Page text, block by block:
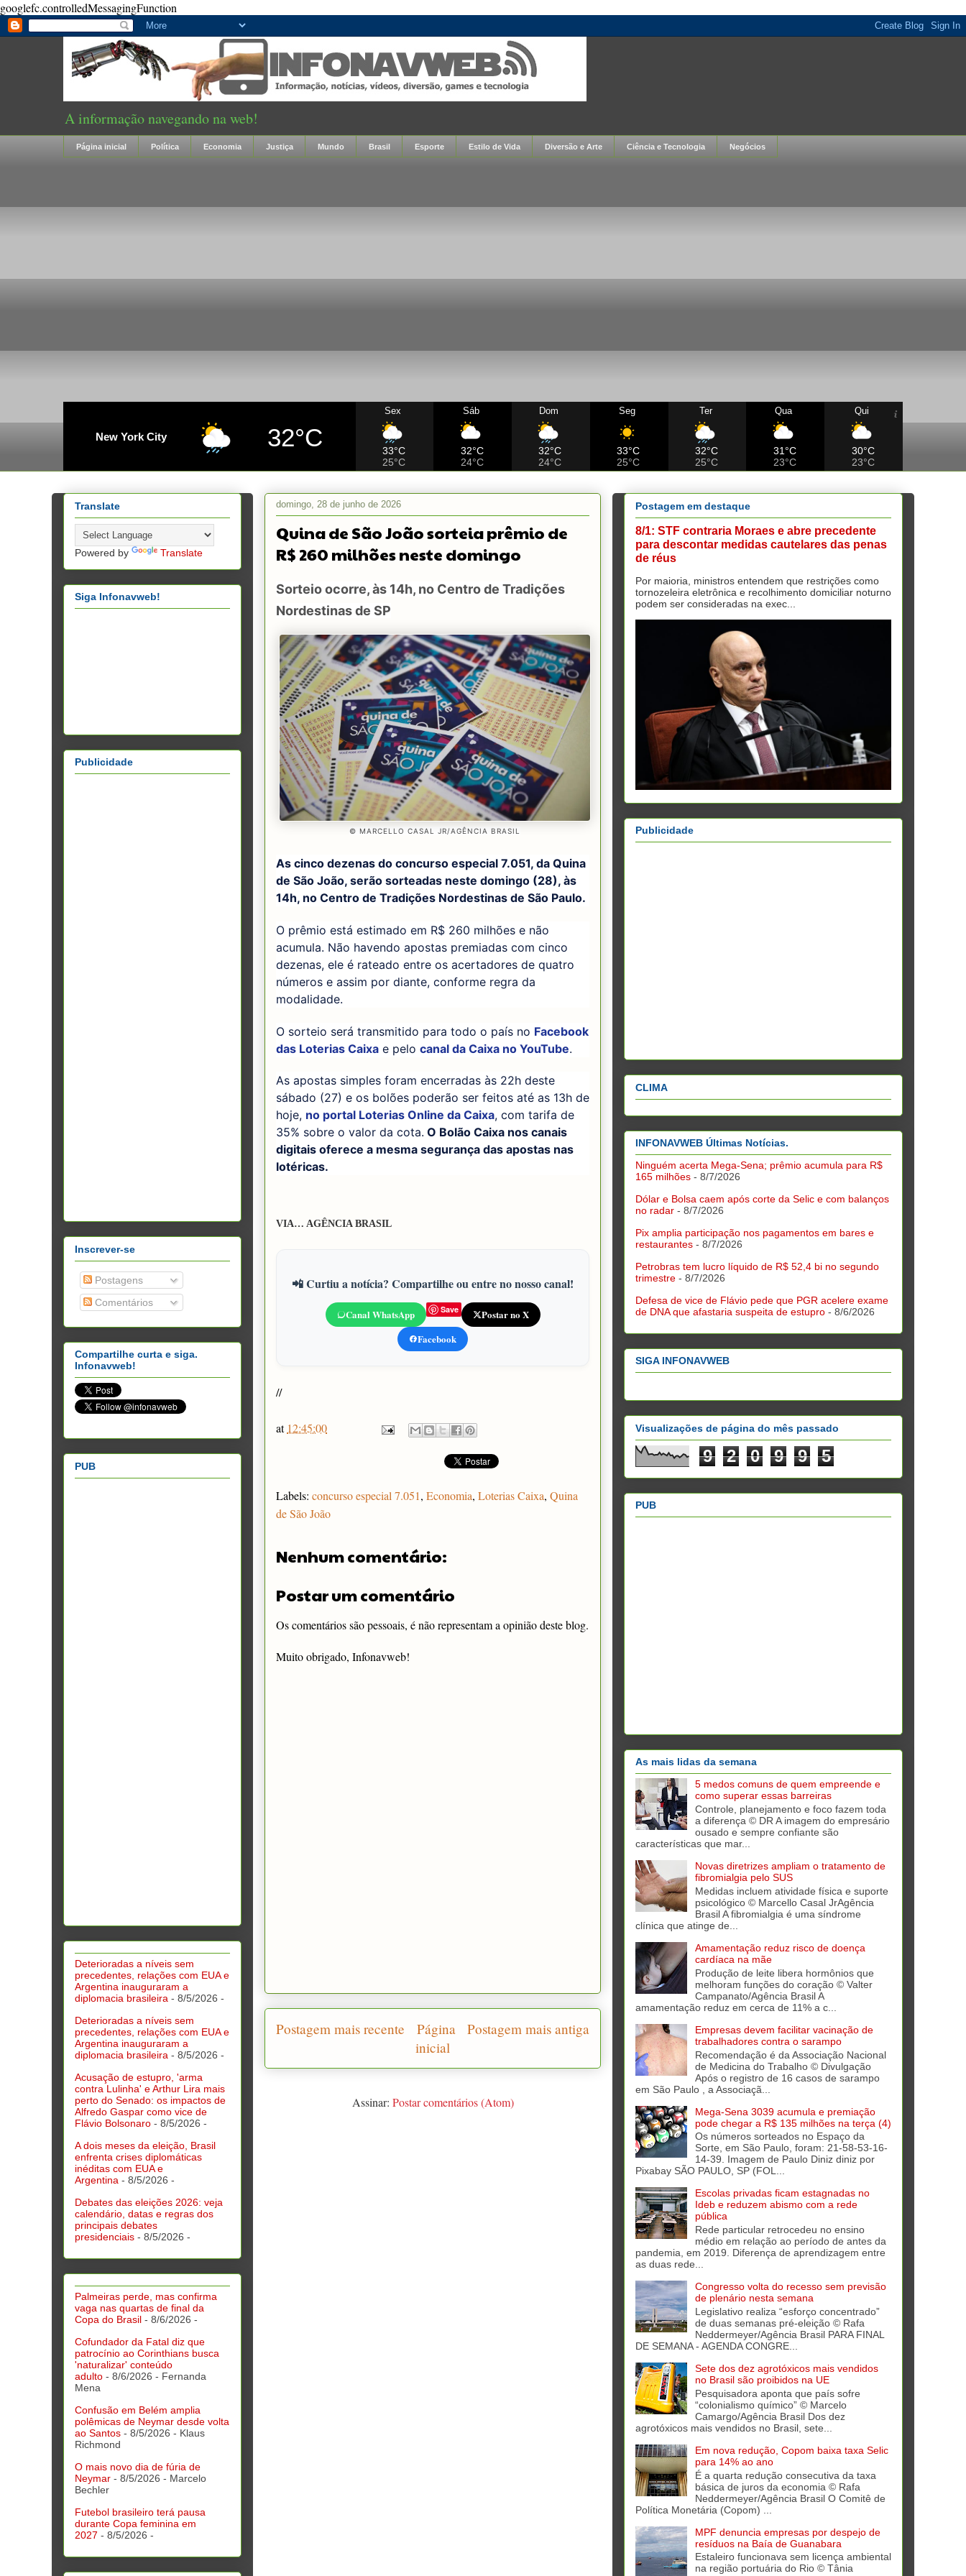
googlefc.controlledMessagingFunction
A informação navegando na web!
Página inicial Política Economia Justiça Mundo Brasil Esporte Estilo de Vida Diversão e Arte Ciência e Tecnologia Negócios
New York City 32°C
Sex
33°C
25°C
Sáb
32°C
24°C
Dom
32°C
24°C
Seg
33°C
25°C
Ter
32°C
25°C
Qua
31°C
23°C
Qui
30°C
23°C
domingo, 28 de junho de 2026
Quina de São João sorteia prêmio de
R$ 260 milhões neste domingo
Sorteio ocorre, às 14h, no Centro de Tradições
Nordestinas de SP
© MARCELLO CASAL JR/AGÊNCIA BRASIL
As cinco dezenas do concurso especial 7.051, da Quina
de São João, serão sorteadas neste domingo (28), às
14h, no Centro de Tradições Nordestinas de São Paulo.
O prêmio está estimado em R$ 260 milhões e não
acumula. Não havendo apostas premiadas com cinco
dezenas, ele é rateado entre os acertadores de quatro
números e assim por diante, conforme regra da
modalidade.
O sorteio será transmitido para todo o país no Facebook
das Loterias Caixa e pelo canal da Caixa no YouTube.
As apostas simples foram encerradas às 22h deste
sábado (27) e os bolões poderão ser feitos até as 13h de
hoje, no portal Loterias Online da Caixa, com tarifa de
35% sobre o valor da cota. O Bolão Caixa nos canais
digitais oferece a mesma segurança das apostas nas
lotéricas.
VIA… AGÊNCIA BRASIL
📲 Curtiu a notícia? Compartilhe ou entre no nosso canal!
Canal WhatsApp Save
Postar no X
Facebook
//
at 12:45:00
Labels: concurso especial 7.051, Economia, Loterias Caixa, Quina
de São João
Nenhum comentário:
Postar um comentário
Os comentários são pessoais, é não representam a opinião deste blog.
Muito obrigado, Infonavweb!
Postagem mais recente Postagem mais antiga
Página
inicial
Assinar: Postar comentários (Atom)
Translate
Powered by Translate
Siga Infonavweb!
Publicidade
Inscrever-se
Postagens
Comentários
Compartilhe curta e siga.
Infonavweb!
PUB
Deterioradas a níveis sem
precedentes, relações com EUA e
Argentina inauguraram a
diplomacia brasileira - 8/5/2026 -
Deterioradas a níveis sem
precedentes, relações com EUA e
Argentina inauguraram a
diplomacia brasileira - 8/5/2026 -
Acusação de estupro, 'arma
contra Lulinha' e Arthur Lira mais
perto do Senado: os impactos de
Alfredo Gaspar como vice de
Flávio Bolsonaro - 8/5/2026 -
A dois meses da eleição, Brasil
enfrenta crises diplomáticas
inéditas com EUA e
Argentina - 8/5/2026 -
Debates das eleições 2026: veja
calendário, datas e regras dos
principais debates
presidenciais - 8/5/2026 -
Palmeiras perde, mas confirma
vaga nas quartas de final da
Copa do Brasil - 8/6/2026 -
Cofundador da Fatal diz que
patrocínio ao Corinthians busca
'naturalizar' conteúdo
adulto - 8/6/2026 - Fernanda
Mena
Confusão em Belém amplia
polêmicas de Neymar desde volta
ao Santos - 8/5/2026 - Klaus
Richmond
O mais novo dia de fúria de
Neymar - 8/5/2026 - Marcelo
Bechler
Futebol brasileiro terá pausa
durante Copa feminina em
2027 - 8/5/2026 -
Postagem em destaque
8/1: STF contraria Moraes e abre precedente
para descontar medidas cautelares das penas
de réus
Por maioria, ministros entendem que restrições como
tornozeleira eletrônica e recolhimento domiciliar noturno
podem ser consideradas na exec...
Publicidade
CLIMA
INFONAVWEB Últimas Notícias.
Ninguém acerta Mega-Sena; prêmio acumula para R$
165 milhões - 8/7/2026
Dólar e Bolsa caem após corte da Selic e com balanços
no radar - 8/7/2026
Pix amplia participação nos pagamentos em bares e
restaurantes - 8/7/2026
Petrobras tem lucro líquido de R$ 52,4 bi no segundo
trimestre - 8/7/2026
Defesa de vice de Flávio pede que PGR acelere exame
de DNA que afastaria suspeita de estupro - 8/6/2026
SIGA INFONAVWEB
Visualizações de página do mês passado
9 2 0 9 9 5
PUB
As mais lidas da semana
5 medos comuns de quem empreende e
como superar essas barreiras
Controle, planejamento e foco fazem toda
a diferença © DR A imagem do empresário
ousado e sempre confiante são
características que mar...
Novas diretrizes ampliam o tratamento de
fibromialgia pelo SUS
Medidas incluem atividade física e suporte
psicológico © Marcello Casal JrAgência
Brasil A fibromialgia é uma síndrome
clínica que atinge de...
Amamentação reduz risco de doença
cardíaca na mãe
Produção de leite libera hormônios que
melhoram funções do coração © Valter
Campanato/Agência Brasil A
amamentação reduz em cerca de 11% a c...
Empresas devem facilitar vacinação de
trabalhadores contra o sarampo
Recomendação é da Associação Nacional
de Medicina do Trabalho © Divulgação
Após o registro de 16 casos de sarampo
em São Paulo , a Associaçã...
Mega-Sena 3039 acumula e premiação
pode chegar a R$ 135 milhões na terça (4)
Os números sorteados no Espaço da
Sorte, em São Paulo, foram: 21-58-53-16-
14-39. Imagem de Paulo Diniz diniz por
Pixabay SÃO PAULO, SP (FOL...
Escolas privadas ficam estagnadas no
Ideb e reduzem abismo com a rede
pública
Rede particular retrocedeu no ensino
médio em relação ao período de antes da
pandemia, em 2019. Diferença de aprendizagem entre
as duas rede...
Congresso volta do recesso sem previsão
de plenário nesta semana
Legislativo realiza “esforço concentrado”
de duas semanas pré-eleição © Rafa
Neddermeyer/Agência Brasil PARA FINAL
DE SEMANA - AGENDA CONGRE...
Sete dos dez agrotóxicos mais vendidos
no Brasil são proibidos na UE
Pesquisadora aponta que país sofre
“colonialismo químico” © Marcelo
Camargo/Agência Brasil Dos dez
agrotóxicos mais vendidos no Brasil, sete...
Em nova redução, Copom baixa taxa Selic
para 14% ao ano
É a quarta redução consecutiva da taxa
básica de juros da economia © Rafa
Neddermeyer/Agência Brasil O Comitê de
Política Monetária (Copom) ...
MPF denuncia empresas por despejo de
resíduos na Baía de Guanabara
Estaleiro funcionava sem licença ambiental
na região portuária do Rio © Tânia